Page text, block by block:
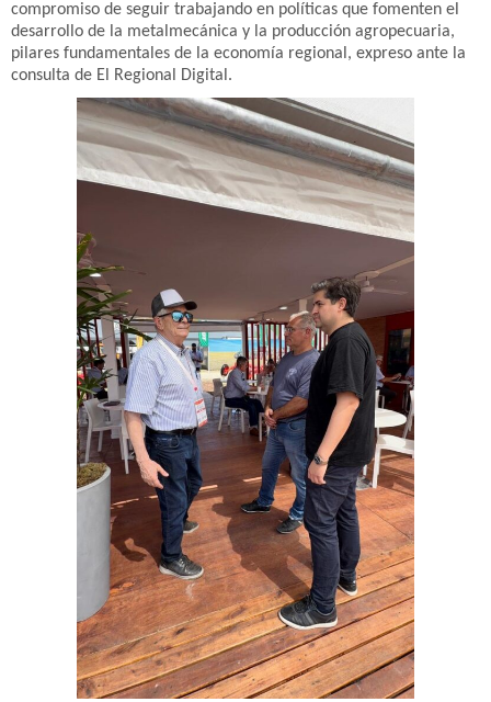
compromiso de seguir trabajando en políticas que fomenten el
desarrollo de la metalmecánica y la producción agropecuaria,
pilares fundamentales de la economía regional, expreso ante la
consulta de El Regional Digital.